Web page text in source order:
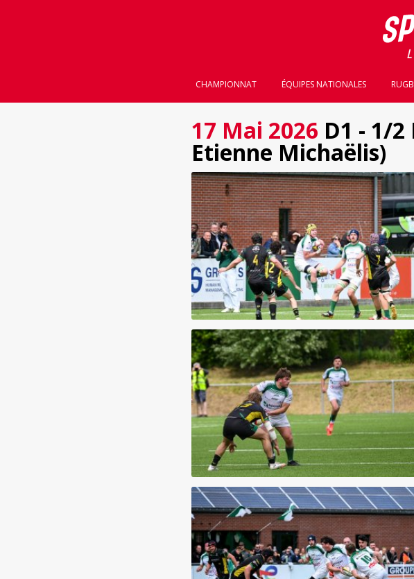
CHAMPIONNAT ÉQUIPES NATIONALES
17 Mai 2026 D1 - 1/
Etienne Michaëlis)